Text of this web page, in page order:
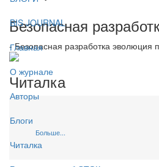
BIS JOURNAL
Главная
О журнале
Авторы
Блоги
Читалка
Безопасная
- Безопасная разработка эволюция
Читалка
Больше...